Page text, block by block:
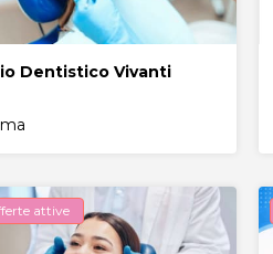
Dentistico Vivanti
attive